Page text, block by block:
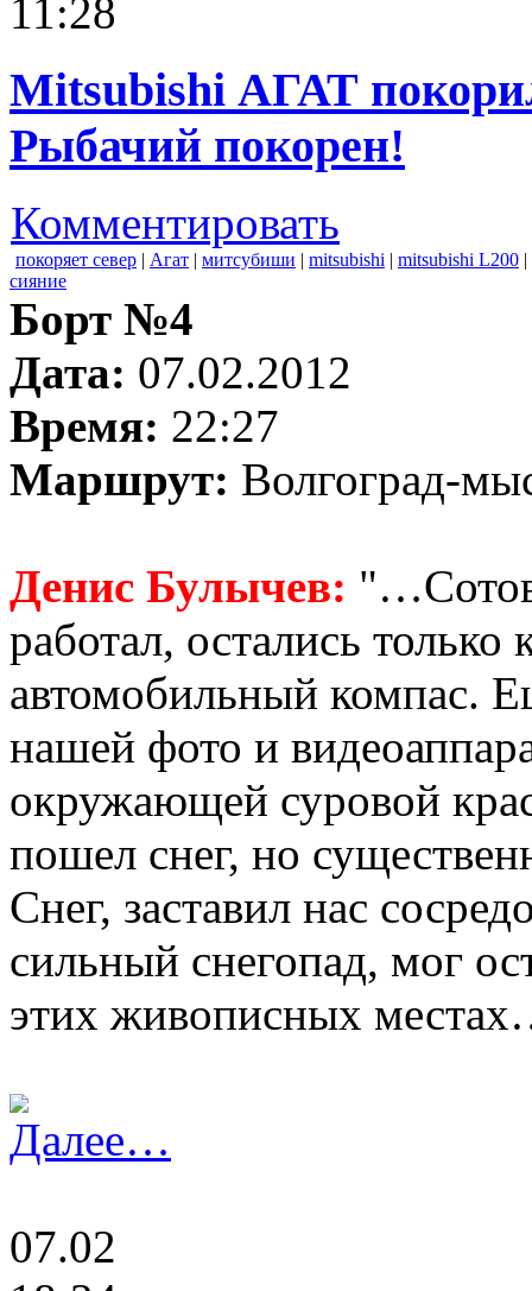
11:28
Mitsubishi АГАТ
Рыбачий покорен!
Комментировать
покоряет север | Агат | митсубиши | mitsubishi | mitsubishi L200 |
сияние
Борт №4
Дата: 07.02.2012
Время: 22:27
Маршрут: Волгоград-
Денис Булычев:
работал, остались только
автомобильный компас.
нашей фото и
окружающей суровой
пошел снег, но
Снег, заставил нас
сильный снегопад, мог
этих живописных
Далее…
07.02